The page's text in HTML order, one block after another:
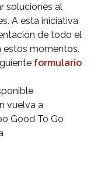
soluciones al
A esta iniciativa
de todo el
estos momentos.
formulario
vuelva a
Good To Go